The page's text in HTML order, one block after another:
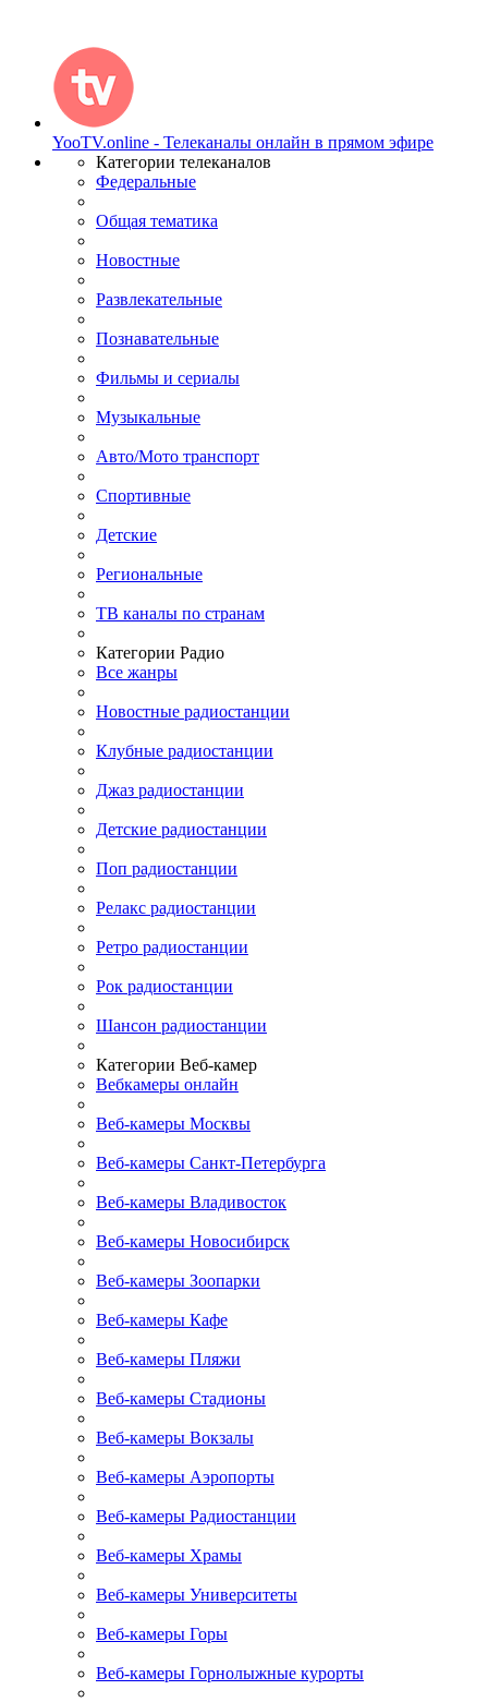
YooTV.online - Телеканалы онлайн в прямом эфире
Категории телеканалов
Федеральные
Общая тематика
Новостные
Развлекательные
Познавательные
Фильмы и сериалы
Музыкальные
Авто/Мото транспорт
Спортивные
Детские
Региональные
ТВ каналы по странам
Категории Радио
Все жанры
Новостные радиостанции
Клубные радиостанции
Джаз радиостанции
Детские радиостанции
Поп радиостанции
Релакс радиостанции
Ретро радиостанции
Рок радиостанции
Шансон радиостанции
Категории Веб-камер
Вебкамеры онлайн
Веб-камеры Москвы
Веб-камеры Санкт-Петербурга
Веб-камеры Владивосток
Веб-камеры Новосибирск
Веб-камеры Зоопарки
Веб-камеры Кафе
Веб-камеры Пляжи
Веб-камеры Стадионы
Веб-камеры Вокзалы
Веб-камеры Аэропорты
Веб-камеры Радиостанции
Веб-камеры Храмы
Веб-камеры Университеты
Веб-камеры Горы
Веб-камеры Горнолыжные курорты